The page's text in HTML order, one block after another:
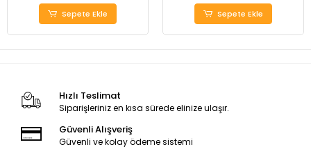
Sepete Ekle Sepete Ekle
Hızlı Teslimat
Siparişleriniz en kısa sürede elinize ulaşır.
Güvenli Alışveriş
Güvenli ve kolay ödeme sistemi